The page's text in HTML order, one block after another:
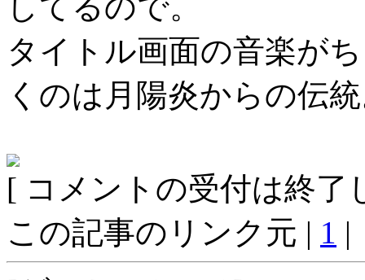
してるので。
タイトル画面の音楽が
くのは月陽炎からの伝
[ コメントの受付は終了
この記事のリンク元 | 1 |